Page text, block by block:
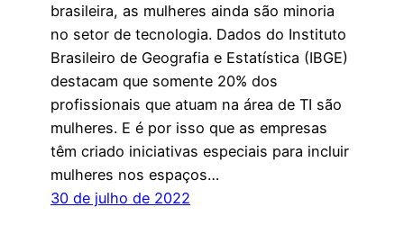
brasileira, as mulheres ainda são minoria
no setor de tecnologia. Dados do Instituto
Brasileiro de Geografia e Estatística (IBGE)
destacam que somente 20% dos
profissionais que atuam na área de TI são
mulheres. E é por isso que as empresas
têm criado iniciativas especiais para incluir
mulheres nos espaços…
30 de julho de 2022